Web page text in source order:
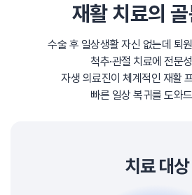
재활 치료의
수술 후 일상생활 자신 없는데 퇴
척추·관절 치료에 전문
자생 의료진이 체계적인 재활
빠른 일상 복귀를 도와
치료 대상